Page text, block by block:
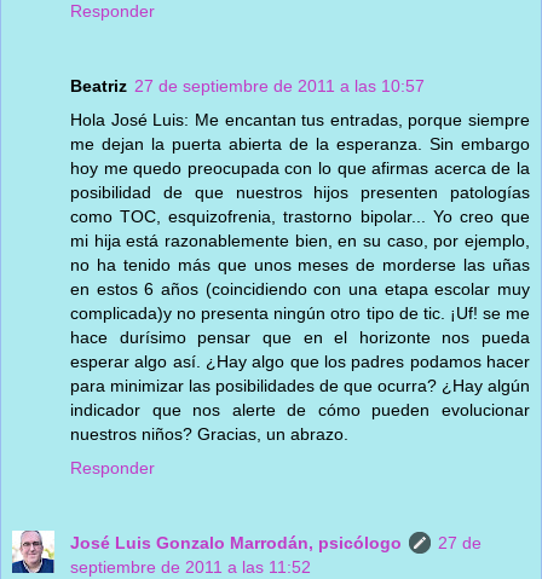
Responder
Beatriz 27 de septiembre de 2011 a las 10:57
Hola José Luis: Me encantan tus entradas, porque siempre
me dejan la puerta abierta de la esperanza. Sin embargo
hoy me quedo preocupada con lo que afirmas acerca de la
posibilidad de que nuestros hijos presenten patologías
como TOC, esquizofrenia, trastorno bipolar... Yo creo que
mi hija está razonablemente bien, en su caso, por ejemplo,
no ha tenido más que unos meses de morderse las uñas
en estos 6 años (coincidiendo con una etapa escolar muy
complicada)y no presenta ningún otro tipo de tic. ¡Uf! se me
hace durísimo pensar que en el horizonte nos pueda
esperar algo así. ¿Hay algo que los padres podamos hacer
para minimizar las posibilidades de que ocurra? ¿Hay algún
indicador que nos alerte de cómo pueden evolucionar
nuestros niños? Gracias, un abrazo.
Responder
José Luis Gonzalo Marrodán, psicólogo
27 de
septiembre de 2011 a las 11:52